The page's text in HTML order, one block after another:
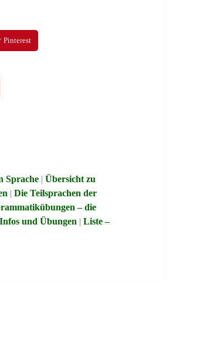
Pinterest
Sprache |Übersicht zu
|Die Teilsprachen der
– die
und Übungen |Liste –